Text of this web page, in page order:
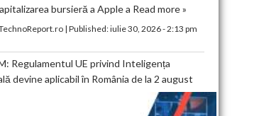
bursieră a Apple a Read more »
| Published:iulie 30, 2026 - 2:13 pm
Regulamentul UE privind Inteligența
devine aplicabil în România de la 2 august